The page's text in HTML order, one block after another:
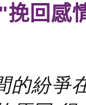
回感
的紛爭